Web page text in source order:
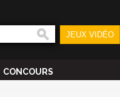
JEUX VIDÉO
CONCOURS